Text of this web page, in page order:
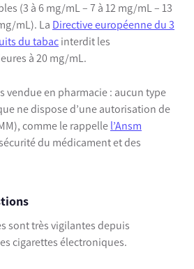
(3 à 6 mg/mL – 7 à 12 mg/mL – 13
mL). La Directive européenne du 3
du tabac interdit les
à 20 mg/mL.
vendue en pharmacie : aucun type
ne dispose d’une autorisation de
comme le rappelle l’Ansm
du médicament et des
sont très vigilantes depuis
cigarettes électroniques.